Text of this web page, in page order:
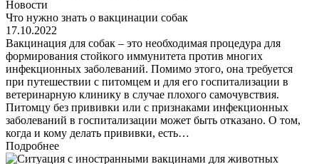
Новости
Что нужно знать о вакцинации собак
17.10.2022
Вакцинация для собак – это необходимая процедура для
формирования стойкого иммунитета против многих
инфекционных заболеваний. Помимо этого, она требуется
при путешествии с питомцем и для его госпитализации в
ветеринарную клинику в случае плохого самочувствия.
Питомцу без прививки или с признаками инфекционных
заболеваний в госпитализации может быть отказано. О том,
когда и кому делать прививки, есть…
Подробнее